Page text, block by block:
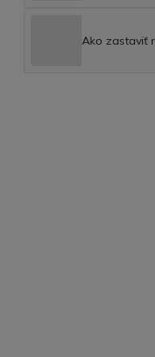
Ako zastaviť